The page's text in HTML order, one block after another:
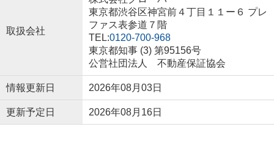
取扱会社
東京都渋谷区神宮前４丁目１１ー６ プレ
ファス表参道７階
TEL:0120-700-968
東京都知事 (3) 第95156号
公営社団法人 不動産保証協会
情報更新日 2026年08月03日
更新予定日 2026年08月16日